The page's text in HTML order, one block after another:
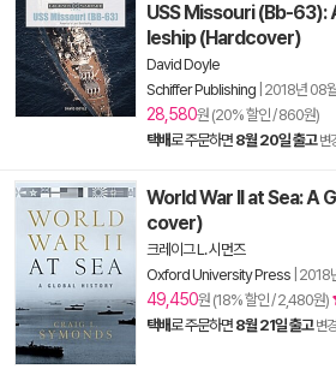
USS Missouri (Bb-
leship (Hardcover)
David Doyle
Schiffer Publishing 2018년 08
28,580원 (20% 할인 / 860원)
택배로 주문하면 8월 20일 출고 변
World War II at Sea: A
cover)
크레이그 L. 시먼즈
Oxford University Press 2018
49,450원 (18% 할인 / 2,480원)
택배로 주문하면 8월 21일 출고 변경